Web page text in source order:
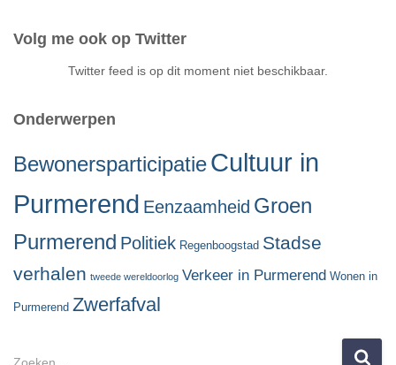
Volg me ook op Twitter
Twitter feed is op dit moment niet beschikbaar.
Onderwerpen
BewonersparticipatieCultuur in
Purmerend Eenzaamheid Groen
Purmerend Politiek Regenboogstad Stadse
verhalen tweede wereldoorlog Verkeer in Purmerend Wonen in
Purmerend Zwerfafval
Z